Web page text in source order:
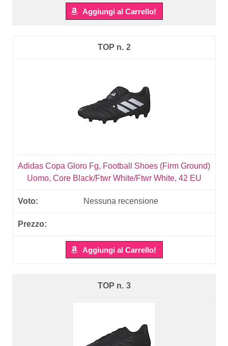
Aggiungi al Carrello!
2
Adidas Copa Gloro Fg, Football Shoes (Firm Ground)
Uomo, Core Black/Ftwr White/Ftwr White, 42 EU
Nessuna recensione
Aggiungi al Carrello!
3